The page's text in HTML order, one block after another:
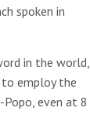
spoken in
in the world,
to employ the
Popo, even at 8